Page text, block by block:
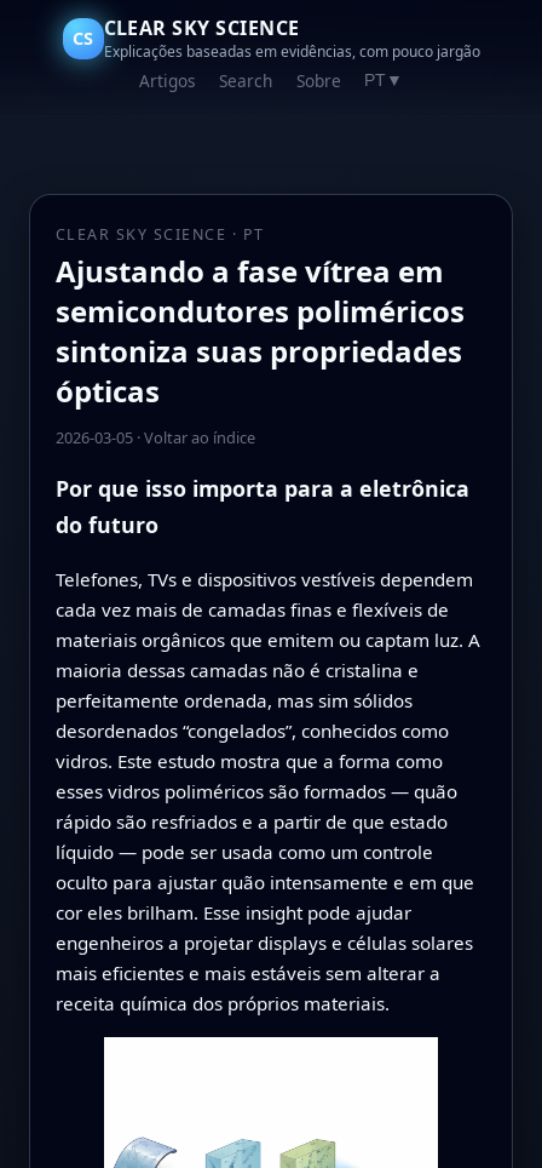
CS CLEAR SKY SCIENCE
Explicações baseadas em evidências, com pouco jargão
Artigos Search Sobre PT ▼
CLEAR SKY SCIENCE · PT
Ajustando a fase vítrea em
semicondutores poliméricos
sintoniza suas propriedades
ópticas
2026-03-05·Voltar ao índice
Por que isso importa para a eletrônica
do futuro
Telefones, TVs e dispositivos vestíveis dependem
cada vez mais de camadas finas e flexíveis de
materiais orgânicos que emitem ou captam luz. A
maioria dessas camadas não é cristalina e
perfeitamente ordenada, mas sim sólidos
desordenados “congelados”, conhecidos como
vidros. Este estudo mostra que a forma como
esses vidros poliméricos são formados — quão
rápido são resfriados e a partir de que estado
líquido — pode ser usada como um controle
oculto para ajustar quão intensamente e em que
cor eles brilham. Esse insight pode ajudar
engenheiros a projetar displays e células solares
mais eficientes e mais estáveis sem alterar a
receita química dos próprios materiais.